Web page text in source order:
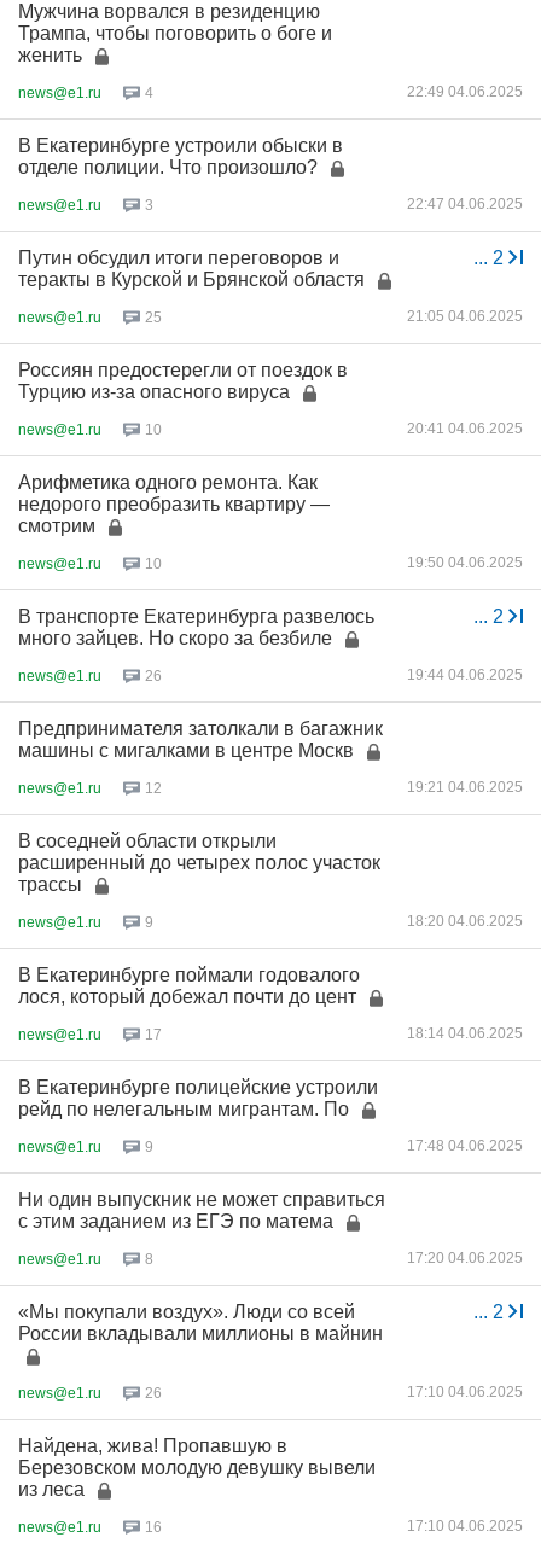
Мужчина ворвался в резиденцию
Трампа, чтобы поговорить о боге и
женить
news@e1.ru 4 22:49 04.06.2025
В Екатеринбурге устроили обыски в
отделе полиции. Что произошло?
news@e1.ru 3 22:47 04.06.2025
... 2
Путин обсудил итоги переговоров и
теракты в Курской и Брянской областя
news@e1.ru 25 21:05 04.06.2025
Россиян предостерегли от поездок в
Турцию из-за опасного вируса
news@e1.ru 10 20:41 04.06.2025
Арифметика одного ремонта. Как
недорого преобразить квартиру —
смотрим
news@e1.ru 10 19:50 04.06.2025
... 2
В транспорте Екатеринбурга развелось
много зайцев. Но скоро за безбиле
news@e1.ru 26 19:44 04.06.2025
Предпринимателя затолкали в багажник
машины с мигалками в центре Москв
news@e1.ru 12 19:21 04.06.2025
В соседней области открыли
расширенный до четырех полос участок
трассы
news@e1.ru 9 18:20 04.06.2025
В Екатеринбурге поймали годовалого
лося, который добежал почти до цент
news@e1.ru 17 18:14 04.06.2025
В Екатеринбурге полицейские устроили
рейд по нелегальным мигрантам. По
news@e1.ru 9 17:48 04.06.2025
Ни один выпускник не может справиться
с этим заданием из ЕГЭ по матема
news@e1.ru 8 17:20 04.06.2025
... 2
«Мы покупали воздух». Люди со всей
России вкладывали миллионы в майнин
news@e1.ru 26 17:10 04.06.2025
Найдена, жива! Пропавшую в
Березовском молодую девушку вывели
из леса
news@e1.ru 16 17:10 04.06.2025